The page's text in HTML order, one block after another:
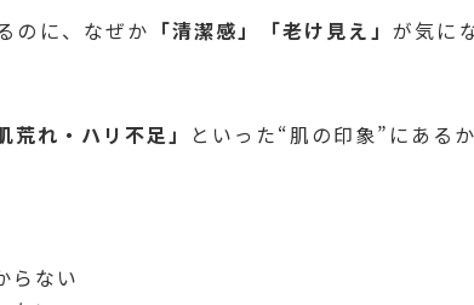
のに、なぜか 「清潔感」「老け見え」 が気に
荒れ・ハリ不足」 といった“肌の印象”にある
らない